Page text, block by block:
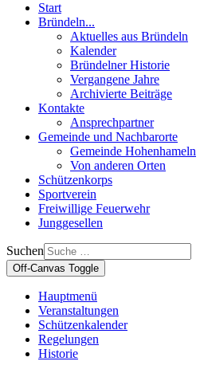
Start
Bründeln...
Aktuelles aus Bründeln
Kalender
Bründelner Historie
Vergangene Jahre
Archivierte Beiträge
Kontakte
Ansprechpartner
Gemeinde und Nachbarorte
Gemeinde Hohenhameln
Von anderen Orten
Schützenkorps
Sportverein
Freiwillige Feuerwehr
Junggesellen
Suchen
Off-Canvas Toggle
Hauptmenü
Veranstaltungen
Schützenkalender
Regelungen
Historie